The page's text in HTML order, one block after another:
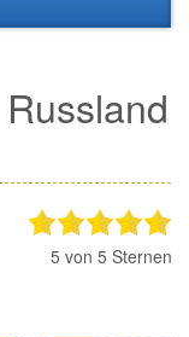
5 von 5 Sternen